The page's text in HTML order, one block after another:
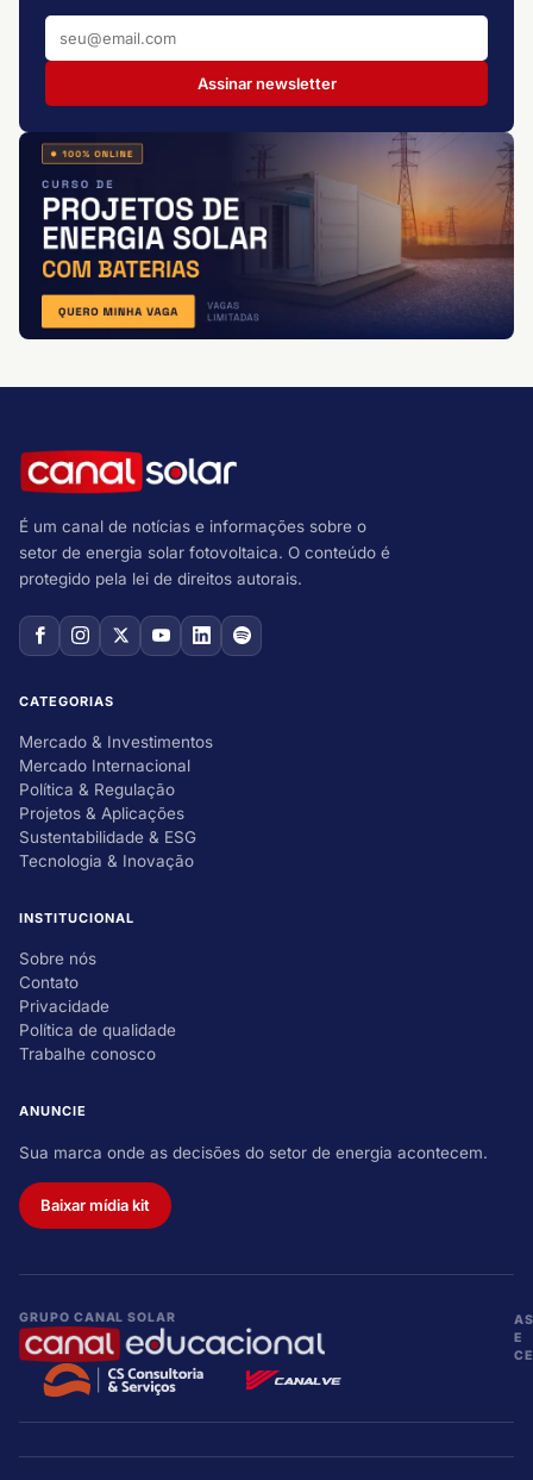
Assinar newsletter
É um canal de notícias e informações sobre o
setor de energia solar fotovoltaica. O conteúdo é
protegido pela lei de direitos autorais.
CATEGORIAS
Mercado & Investimentos
Mercado Internacional
Política & Regulação
Projetos & Aplicações
Sustentabilidade & ESG
Tecnologia & Inovação
INSTITUCIONAL
Sobre nós
Contato
Privacidade
Política de qualidade
Trabalhe conosco
ANUNCIE
Sua marca onde as decisões do setor de energia acontecem.
Baixar mídia kit
GRUPO CANAL SOLAR
E